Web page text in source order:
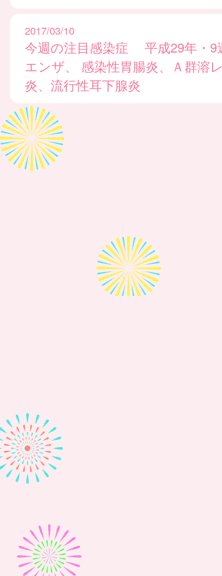
2017/03/10
今週の注目感染症 平成29年・9
エンザ、 感染性胃腸炎、Ａ群溶
炎、流行性耳下腺炎